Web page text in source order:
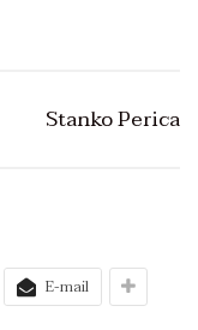
Stanko Perica
E-mail